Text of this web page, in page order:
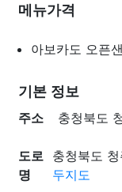
메뉴가격
아보카도 오픈
기본 정보
주소
충청북도
도로
명
충청북도
두지도